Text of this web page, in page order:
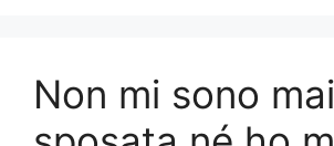
Non mi sono mai